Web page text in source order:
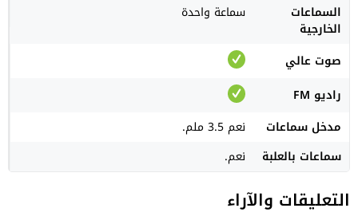
السماعات
الخارجية
سماعة واحدة
صوت عالي
راديو FM
مدخل سماعات
نعم 3.5 ملم.
سماعات بالعلبة
نعم.
التعليقات والآراء